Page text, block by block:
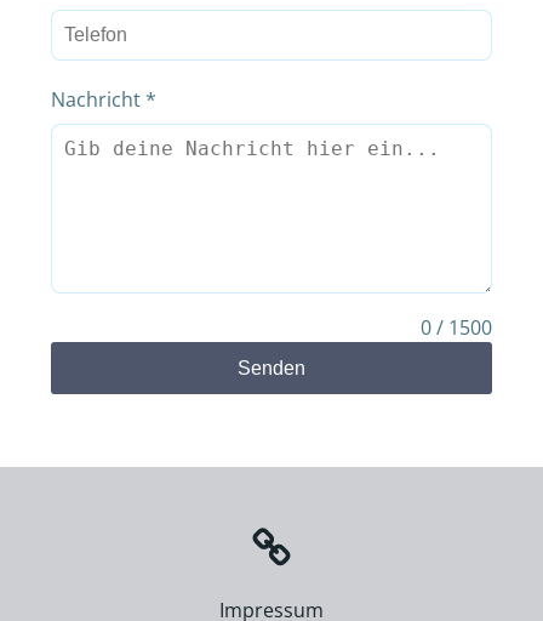
Nachricht*
0 / 1500
Senden
Impressum